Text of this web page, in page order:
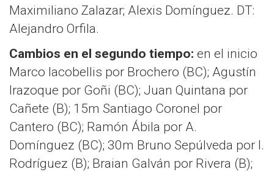
Maximiliano Zalazar; Alexis Domínguez. DT:
Alejandro Orfila.
Cambios en el segundo tiempo: en el inicio
Marco Iacobellis por Brochero (BC); Agustín
Irazoque por Goñi (BC); Juan Quintana por
Cañete (B); 15m Santiago Coronel por
Cantero (BC); Ramón Ábila por A.
Domínguez (BC); 30m Bruno Sepúlveda por I.
Rodríguez (B); Braian Galván por Rivera (B);